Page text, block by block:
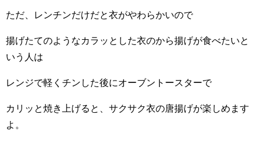
ただ、レンチンだけだと衣がやわらかいので
揚げたてのようなカラッとした衣のから揚げが食べたいと
いう人は
レンジで軽くチンした後にオーブントースターで
カリッと焼き上げると、サクサク衣の唐揚げが楽しめます
よ。